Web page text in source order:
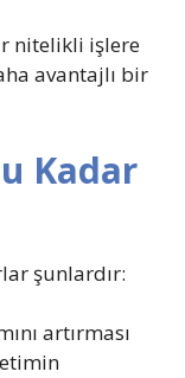
nitelikli işlere
avantajlı bir
Kadar
şunlardır:
artırması